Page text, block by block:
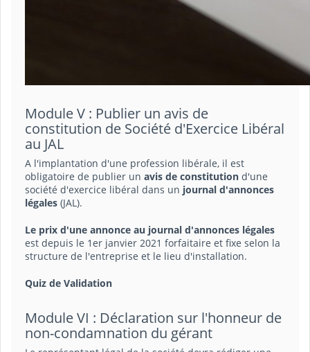
Module V : Publier un avis de
constitution de Société d'Exercice Libéral
au JAL
A l'implantation d'une profession libérale, il est
obligatoire de publier un avis de constitution d'une
société d'exercice libéral dans un journal d'annonces
légales (JAL).
Le prix d'une annonce au journal d'annonces légales
est depuis le 1er janvier 2021 forfaitaire et fixe selon la
structure de l'entreprise et le lieu d'installation.
Quiz de Validation
Module VI : Déclaration sur l'honneur de
non-condamnation du gérant